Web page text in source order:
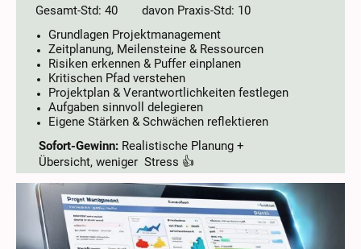
Gesamt-Std: 40 davon Praxis-Std: 10
Grundlagen Projektmanagement
Zeitplanung, Meilensteine & Ressourcen
Risiken erkennen & Puffer einplanen
Kritischen Pfad verstehen
Projektplan & Verantwortlichkeiten festlegen
Aufgaben sinnvoll delegieren
Eigene Stärken & Schwächen reflektieren
Sofort-Gewinn: Realistische Planung +
Übersicht, weniger Stress 👍